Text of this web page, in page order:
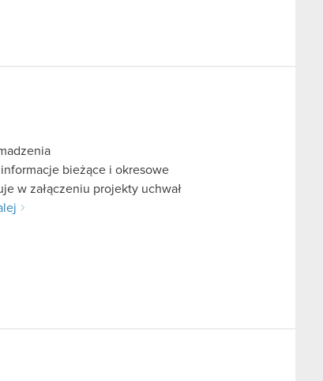
bieżące i okresowe
w załączeniu projekty uchwał